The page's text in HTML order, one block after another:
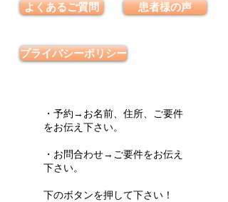
よくあるご質問 患者様の声
プライバシーポリシー
・予約→お名前、住所、ご要件
をお伝え下さい。
・お問合わせ→ご要件をお伝え
下さい。
下のボタンを押して下さい！